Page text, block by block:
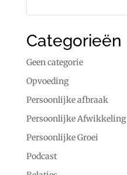
Categorieën
Geen categorie
Opvoeding
Persoonlijke afbraak
Persoonlijke Afwikkeling
Persoonlijke Groei
Podcast